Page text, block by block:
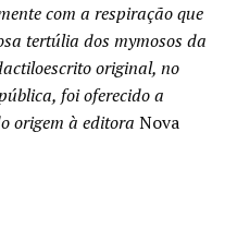
com a respiração que
tertúlia dos mymosos da
original, no
foi oferecido a
origem à editora Nova